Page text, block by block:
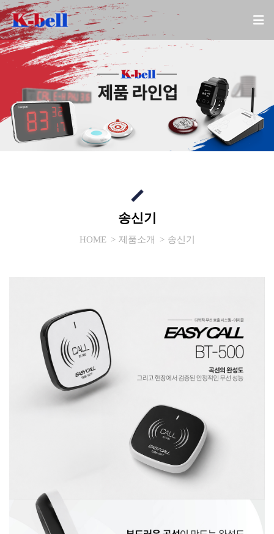
송신기
HOME 제품소개 송신기